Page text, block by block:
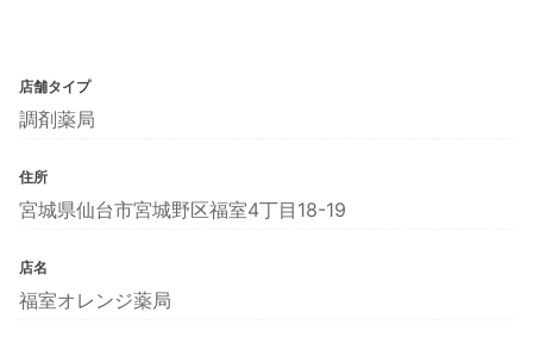
店舗タイプ
調剤薬局
住所
宮城県仙台市宮城野区福室4丁目18-19
店名
福室オレンジ薬局